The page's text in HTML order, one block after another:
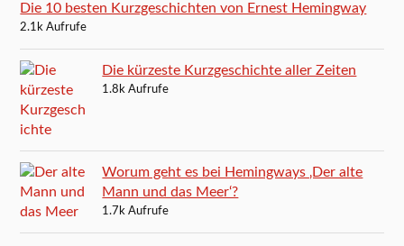
Die 10 besten Kurzgeschichten von Ernest Hemingway
2.1k Aufrufe
Die kürzeste Kurzgeschichte aller Zeiten
1.8k Aufrufe
Worum geht es bei Hemingways ‚Der alte
Mann und das Meer‘?
1.7k Aufrufe